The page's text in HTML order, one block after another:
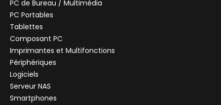
Connectez-vous pour voir les informations de ce produit
CENTRALE+
CENTRALE
AGEN
ANGLET
PC de Bureau / Multimédia
PC Portables
Tablettes
Composant PC
Imprimantes et Multifonctions
Périphériques
Logiciels
Serveur NAS
Smartphones